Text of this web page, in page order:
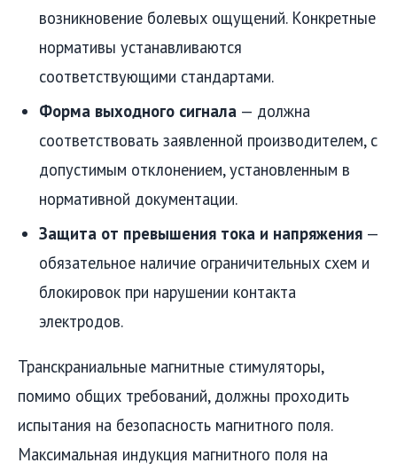
возникновение болевых ощущений. Конкретные
нормативы устанавливаются
соответствующими стандартами.
Форма выходного сигнала — должна
соответствовать заявленной производителем, с
допустимым отклонением, установленным в
нормативной документации.
Защита от превышения тока и напряжения —
обязательное наличие ограничительных схем и
блокировок при нарушении контакта
электродов.
Транскраниальные магнитные стимуляторы,
помимо общих требований, должны проходить
испытания на безопасность магнитного поля.
Максимальная индукция магнитного поля на